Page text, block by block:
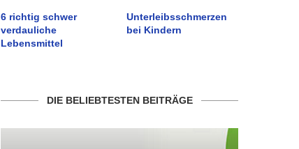
6 richtig schwer
verdauliche
Lebensmittel
Unterleibsschmerzen
bei Kindern
DIE BELIEBTESTEN BEITRÄGE